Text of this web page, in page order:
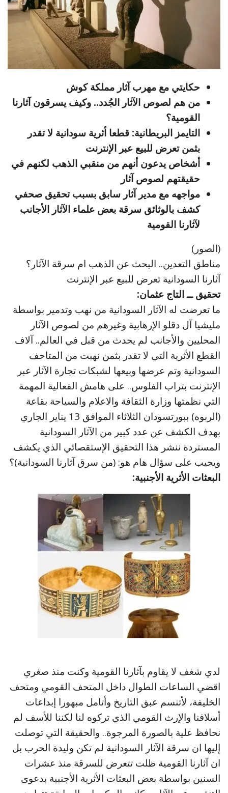
حكايتي مع مهرب آثار مملكة كوش
من هم لصوص الآثار الجُدد.. وكيف يسرقون آثارنا
القومية؟
التايمز البريطانية: قطعا أثرية سودانية لا تقدر
بثمن تعرض للبيع عبر الإنترنت
أشخاص يدعون أنهم من منقبي الذهب لكنهم في
حقيقتهم لصوص آثار
مواجهه مع مدير آثار سابق بسبب تحقيق صحفي
كشف بالوثائق سرقة بعض علماء الآثار الأجانب
لآثارنا القومية
(الصور)
مناطق التعدين.. البحث عن الذهب ام سرقة الآثار؟
آثارنا السودانية تعرض للبيع عبر الإنترنت
تحقيق ــ التاج عثمان:
ما تعرضت له الآثار السودانية من نهب وتدمير بواسطة
مليشيا آل دقلو الإرهابية وغيرهم من لصوص الآثار
المحليين والأجانب لم يحدث من قبل في العالم.. آلاف
القطع الأثرية التي لا تقدر بثمن نهبت من المتاحف
السودانية وتم عرضها وبيعها لشبكات تجارة الآثار عبر
الإنترنت بتراب الفلوس.. على هامش الفعالية المهمة
التي نظمتها وزارة الثقافة والاعلام والسياحة بقاعة
(الربوه) ببورتسودان الثلاثاء الموافق 13 يناير الجاري
بهدف الكشف عن عدد كبير من الآثار السودانية
المستردة ننشر هذا التحقيق الإستقصائي الذي يكشف
ويجيب على سؤال هام هو: (من سرق آثارنا السودانية)؟
البعثات الأثرية الأجنبية:
لدي شغف لا يقاوم بآثارنا القومية وكنت منذ صغري
اقضي الساعات الطوال داخل المتحف القومي ومتحف
الخليفة، لأتنسم عبق التاريخ وأتامل مبهورا إبداعات
أسلافنا والإرث القومي الذي تركوه لنا لكننا للأسف لم
نحافظ علية بالصورة المرجوة.. والحقيقة التي توصلت
إليها ان سرقة الآثار السودانية لم تكن وليدة الحرب بل
ان آثارنا القومية ظلت تتعرض للسرقة منذ عشرات
السنين بواسطة بعض البعثات الأثرية الأجنبية بدعوى